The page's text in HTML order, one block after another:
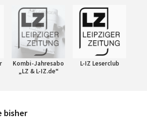
Kombi-Jahresabo
„LZ & L-IZ.de“
L-IZ Leserclub
bisher